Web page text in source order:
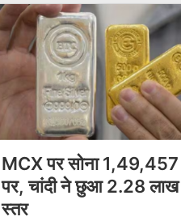
MCX पर सोना
पर, चांदी ने छुआ 2.28 लाख
स्तर